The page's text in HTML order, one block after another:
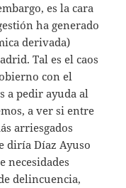
es la cara
ha generado
derivada)
Tal es el caos
con el
a pedir ayuda al
a ver si entre
arriesgados
diría Díaz Ayuso
necesidades
delincuencia,